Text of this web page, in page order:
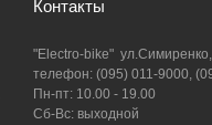
Контакты
"Electro-bike" ул.Симиренко,
телефон: (095) 011-9000,
Пн-пт: 10.00 - 19.00
Сб-Вс: выходной